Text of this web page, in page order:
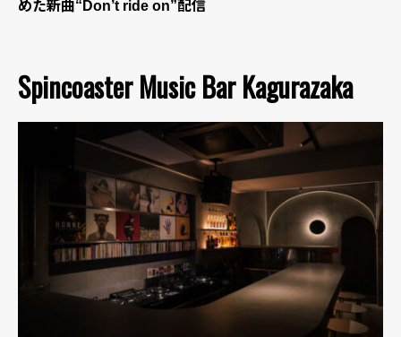
めた新曲“Don’t ride on”配信
Spincoaster Music Bar Kagurazaka